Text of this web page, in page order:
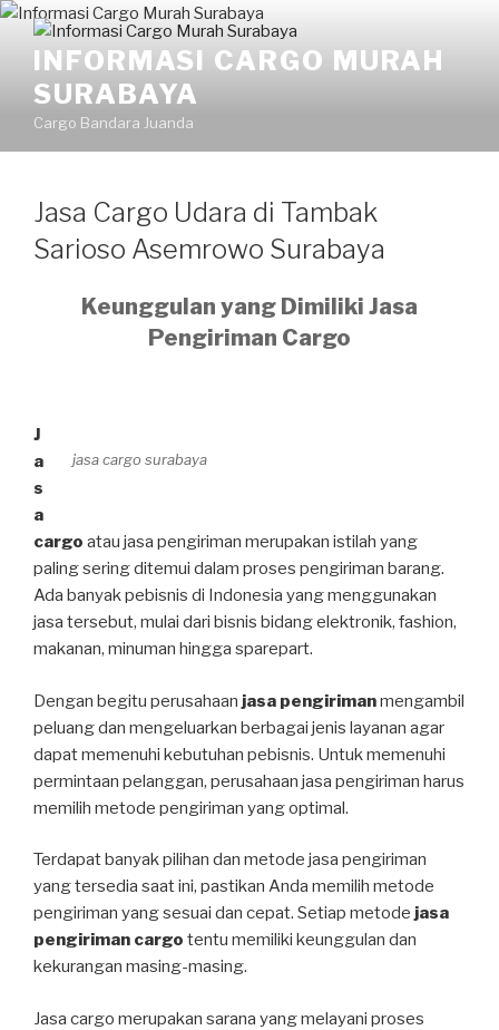
INFORMASI CARGO MURAH
SURABAYA
Cargo Bandara Juanda
Jasa Cargo Udara di Tambak
Sarioso Asemrowo Surabaya
Keunggulan yang Dimiliki Jasa
Pengiriman Cargo
jasa cargo surabaya
J
a
s
a
cargo atau jasa pengiriman merupakan istilah yang
paling sering ditemui dalam proses pengiriman barang.
Ada banyak pebisnis di Indonesia yang menggunakan
jasa tersebut, mulai dari bisnis bidang elektronik, fashion,
makanan, minuman hingga sparepart.
Dengan begitu perusahaan jasa pengirimanmengambil
peluang dan mengeluarkan berbagai jenis layanan agar
dapat memenuhi kebutuhan pebisnis. Untuk memenuhi
permintaan pelanggan, perusahaan jasa pengiriman harus
memilih metode pengiriman yang optimal.
Terdapat banyak pilihan dan metode jasa pengiriman
yang tersedia saat ini, pastikan Anda memilih metode
pengiriman yang sesuai dan cepat. Setiap metode jasa
pengiriman cargo tentu memiliki keunggulan dan
kekurangan masing-masing.
Jasa cargo merupakan sarana yang melayani proses